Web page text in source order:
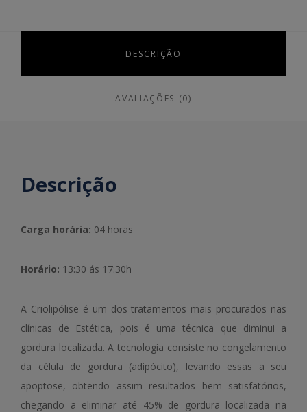
DESCRIÇÃO
AVALIAÇÕES (0)
Descrição
Carga horária: 04 horas
Horário: 13:30 ás 17:30h
A Criolipólise é um dos tratamentos mais procurados nas
clínicas de Estética, pois é uma técnica que diminui a
gordura localizada. A tecnologia consiste no congelamento
da célula de gordura (adipócito), levando essas a seu
apoptose, obtendo assim resultados bem satisfatórios,
chegando a eliminar até 45% de gordura localizada na